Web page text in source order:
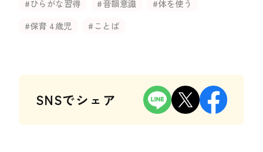
#ひらがな習得
#音韻意識
#体を使う
#保育 4歳児
#ことば
SNSでシェア